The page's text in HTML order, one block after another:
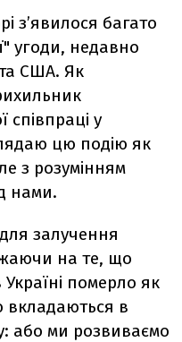
з’явилося багато
угоди, недавно
США. Як
співпраці у
цю подію як
з розумінням
нами.
залучення
на те, що
померло як
вкладаються в
або ми розвиваємо